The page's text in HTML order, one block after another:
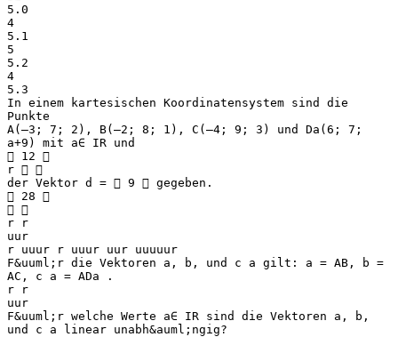
5.0
4
5.1
5
5.2
4
5.3
In einem kartesischen Koordinatensystem sind die
Punkte
A(–3; 7; 2), B(–2; 8; 1), C(–4; 9; 3) und Da(6; 7;
a+9) mit a∈ IR und
 12 
r  
der Vektor d =  9  gegeben.
 28 
 
r r
uur
r uuur r uuur uur uuuuur
F&uuml;r die Vektoren a, b, und c a gilt: a = AB, b =
AC, c a = ADa .
r r
uur
F&uuml;r welche Werte a∈ IR sind die Vektoren a, b,
und c a linear unabh&auml;ngig?